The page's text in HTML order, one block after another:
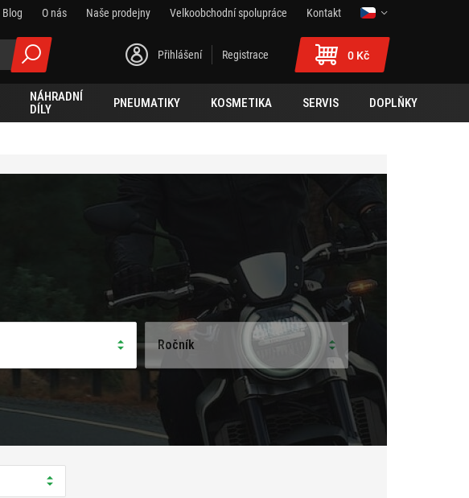
Blog O nás Naše prodejny Velkoobchodní spolupráce
Kontakt
Přihlášení Registrace 0 Kč
NÁHRADNÍ
DÍLY
PNEUMATIKY KOSMETIKA SERVIS DOPLŇKY
Ročník